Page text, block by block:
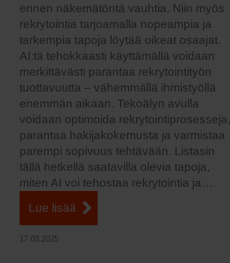
ennen näkemätöntä vauhtia. Niin myös
rekrytointia tarjoamalla nopeampia ja
tarkempia tapoja löytää oikeat osaajat.
AI:tä tehokkaasti käyttämällä voidaan
merkittävästi parantaa rekrytointityön
tuottavuutta – vähemmällä ihmistyöllä
enemmän aikaan. Tekoälyn avulla
voidaan optimoida rekrytointiprosesseja,
parantaa hakijakokemusta ja varmistaa
parempi sopivuus tehtävään. Listasin
tällä hetkellä saatavilla olevia tapoja,
miten AI voi tehostaa rekrytointia ja…
Lue lisää
17.03.2025